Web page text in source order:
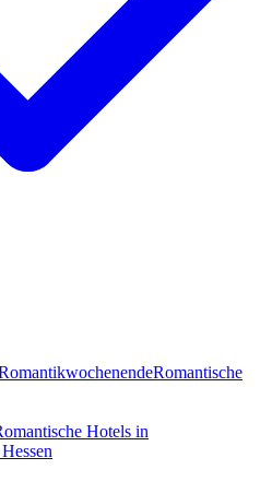
Romantische
Hotels in